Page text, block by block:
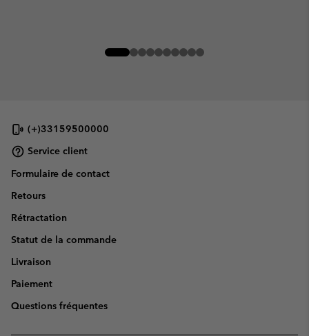
(+)33159500000
Service client
Formulaire de contact
Retours
Rétractation
Statut de la commande
Livraison
Paiement
Questions fréquentes